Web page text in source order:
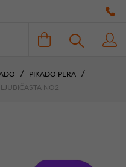
PIKADO PERA
NO2